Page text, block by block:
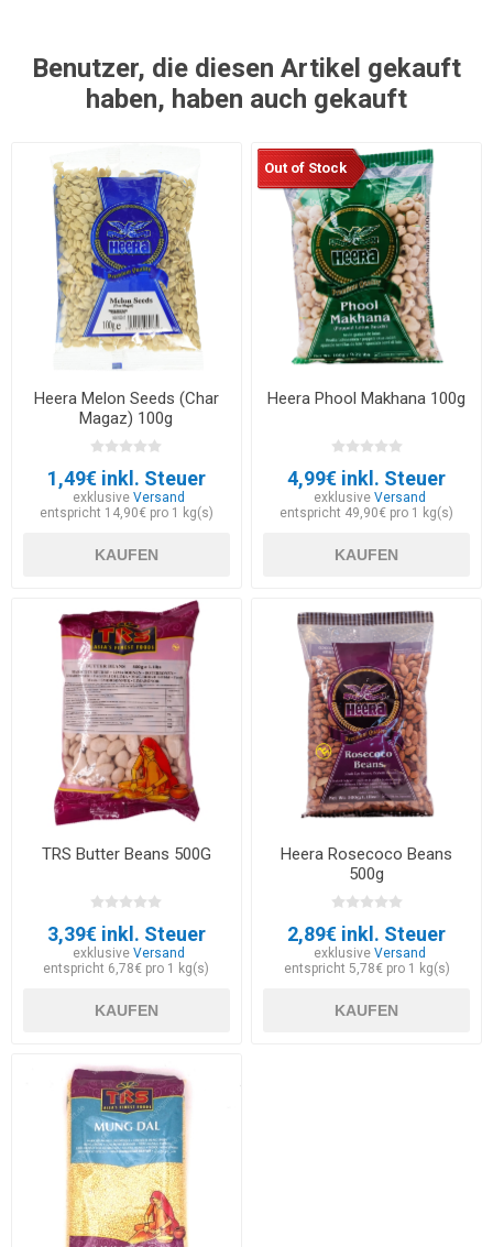
Benutzer, die diesen Artikel gekauft
haben, haben auch gekauft
Heera Melon Seeds (Char
Magaz) 100g
1,49€ inkl. Steuer
exklusiveVersand
entspricht 14,90€ pro 1 kg(s)
KAUFEN
Out of Stock
Heera Phool Makhana 100g
4,99€ inkl. Steuer
exklusive Versand
entspricht 49,90€ pro 1 kg(s)
KAUFEN
TRS Butter Beans 500G
3,39€ inkl. Steuer
exklusiveVersand
entspricht 6,78€ pro 1 kg(s)
KAUFEN
Heera Rosecoco Beans
500g
2,89€ inkl. Steuer
exklusive Versand
entspricht 5,78€ pro 1 kg(s)
KAUFEN